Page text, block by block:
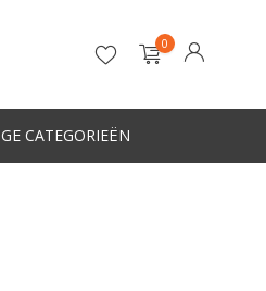
0
CATEGORIEËN